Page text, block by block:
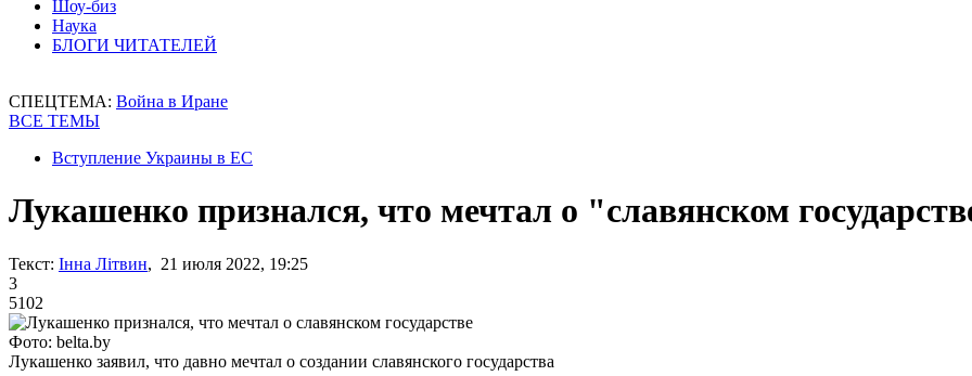
Шоу-биз
Наука
БЛОГИ ЧИТАТЕЛЕЙ
СПЕЦТЕМА: Война в Иране
ВСЕ ТЕМЫ
Вступление Украины в ЕС
Лукашенко признался, что мечтал о "славянском
Текст: Інна Літвин, 21 июля 2022, 19:25
3
5102
Фото: belta.by
Лукашенко заявил, что давно мечтал о создании славянского государства